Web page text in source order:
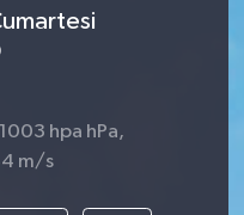
hpa hPa,
m/s